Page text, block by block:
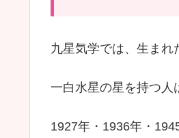
九星気学では、生まれ
一白水星の星を持つ人
1927年・1936年・